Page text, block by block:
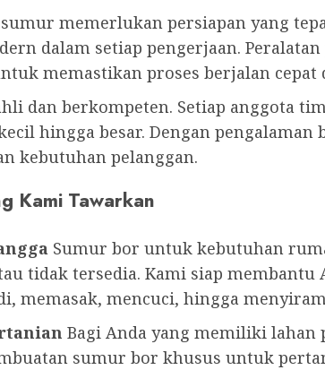
memerlukan persiapan yang
dalam setiap pengerjaan.
memastikan proses berjalan cepat
dan berkompeten. Setiap anggota
hingga besar. Dengan
kebutuhan pelanggan.
Kami Tawarkan
Sumur bor untuk kebutuhan
tidak tersedia. Kami siap
memasak, mencuci, hingga
Bagi Anda yang memiliki
sumur bor khusus untuk